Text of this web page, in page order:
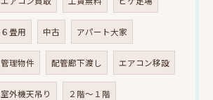
６畳用 中古 アパート大家
管理物件 配管廊下渡し エアコン移設
室外機天吊り ２階～１階